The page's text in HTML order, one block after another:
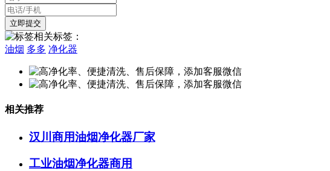
相关标签：
油烟 多多 净化器
相关推荐
汉川商用油烟净化器厂家
工业油烟净化器商用